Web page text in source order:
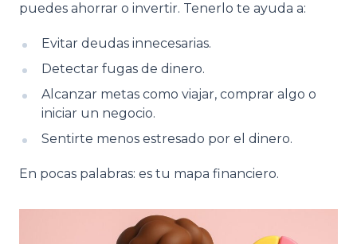
puedes ahorrar o invertir. Tenerlo te ayuda a:
Evitar deudas innecesarias.
Detectar fugas de dinero.
Alcanzar metas como viajar, comprar algo o
iniciar un negocio.
Sentirte menos estresado por el dinero.
En pocas palabras: es tu mapa financiero.